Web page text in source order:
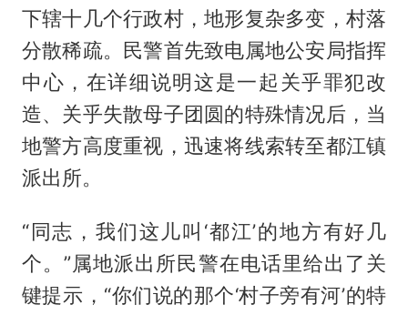
下辖十几个行政村，地形复杂多变，村落
分散稀疏。民警首先致电属地公安局指挥
中心，在详细说明这是一起关乎罪犯改
造、关乎失散母子团圆的特殊情况后，当
地警方高度重视，迅速将线索转至都江镇
派出所。
“同志，我们这儿叫‘都江’的地方有好几
个。”属地派出所民警在电话里给出了关
键提示，“你们说的那个‘村子旁有河’的特